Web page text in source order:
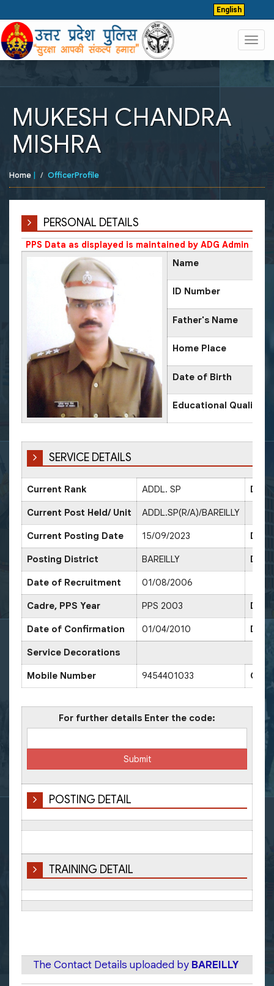
English
MUKESH CHANDRA
MISHRA
Home | OfficerProfile
PERSONAL DETAILS
PPS Data as displayed is maintained by ADG Admin
Name
ID Number
Father's Name
Home Place
Date of Birth
Educational
SERVICE DETAILS
Current Rank ADDL. SP
Current Post Held/ Unit ADDL.SP(R/A)/BAREILLY
Current Posting Date 15/09/2023
Posting District BAREILLY
Date of Recruitment 01/08/2006
Cadre, PPS Year PPS 2003
Date of Confirmation 01/04/2010
Service Decorations
Mobile Number 9454401033
For further details Enter the code:
POSTING DETAIL
TRAINING DETAIL
The Contact Details uploaded by BAREILLY